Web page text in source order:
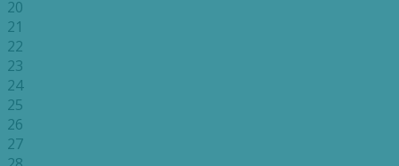
20
21
22
23
24
25
26
27